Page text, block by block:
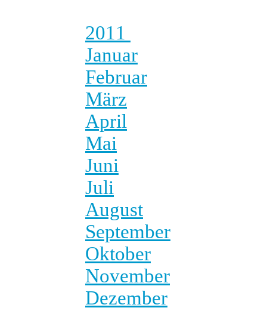
2011
Januar
Februar
März
April
Mai
Juni
Juli
August
September
Oktober
November
Dezember